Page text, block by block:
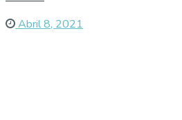
Abril 8, 2021